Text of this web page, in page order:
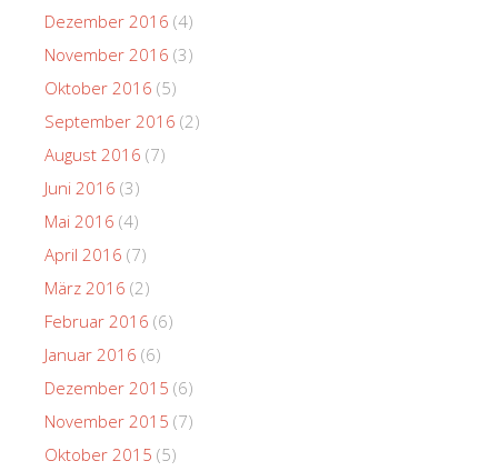
Dezember 2016 (4)
November 2016 (3)
Oktober 2016 (5)
September 2016 (2)
August 2016 (7)
Juni 2016 (3)
Mai 2016 (4)
April 2016 (7)
März 2016 (2)
Februar 2016 (6)
Januar 2016 (6)
Dezember 2015 (6)
November 2015 (7)
Oktober 2015 (5)